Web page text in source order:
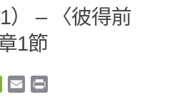
） – 〈彼得前
1節
WeChat
Email